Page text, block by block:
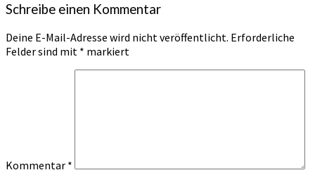
Schreibe einen Kommentar
Deine E-Mail-Adresse wird nicht veröffentlicht. Erforderliche
Felder sind mit * markiert
Kommentar *